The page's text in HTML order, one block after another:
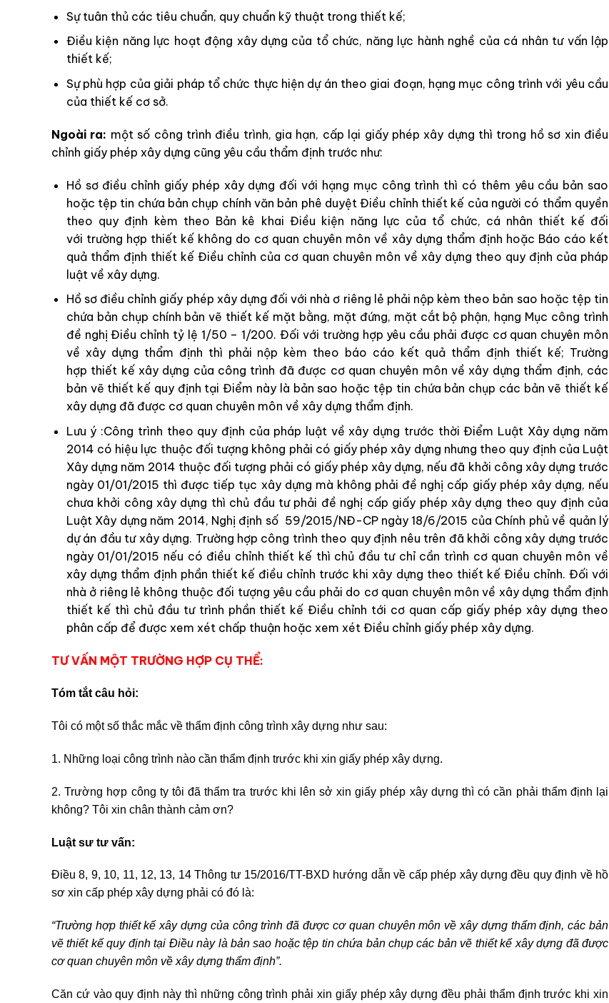
Sự tuân thủ các tiêu chuẩn, quy chuẩn kỹ thuật trong thiết kế;
Điều kiện năng lực hoạt động xây dựng của tổ chức, năng lực hành nghề của cá nhân tư vấn lập
thiết kế;
Sự phù hợp của giải pháp tổ chức thực hiện dự án theo giai đoạn, hạng mục công trình với yêu cầu
của thiết kế cơ sở.
Ngoài ra: một số công trình điều trình, gia hạn, cấp lại giấy phép xây dựng thì trong hồ sơ xin điều
chỉnh giấy phép xây dựng cũng yêu cầu thẩm định trước như:
Hồ sơ điều chỉnh giấy phép xây dựng đối với hạng mục công trình thì có thêm yêu cầu bản sao
hoặc tệp tin chứa bản chụp chính văn bản phê duyệt Điều chỉnh thiết kế của người có thẩm quyền
theo quy định kèm theo Bản kê khai Điều kiện năng lực của tổ chức, cá nhân thiết kế đối
với trường hợp thiết kế không do cơ quan chuyên môn về xây dựng thẩm định hoặc Báo cáo kết
quả thẩm định thiết kế Điều chỉnh của cơ quan chuyên môn về xây dựng theo quy định của pháp
luật về xây dựng.
Hồ sơ điều chỉnh giấy phép xây dựng đối với nhà ơ riêng lẻ phải nộp kèm theo bản sao hoặc tệp tin
chứa bản chụp chính bản vẽ thiết kế mặt bằng, mặt đứng, mặt cắt bộ phận, hạng Mục công trình
đề nghị Điều chỉnh tỷ lệ 1/50 – 1/200. Đối với trường hợp yêu cầu phải được cơ quan chuyên môn
về xây dựng thẩm định thì phải nộp kèm theo báo cáo kết quả thẩm định thiết kế; Trường
hợp thiết kế xây dựng của công trình đã được cơ quan chuyên môn về xây dựng thẩm định, các
bản vẽ thiết kế quy định tại Điểm này là bản sao hoặc tệp tin chứa bản chụp các bản vẽ thiết kế
xây dựng đã được cơ quan chuyên môn về xây dựng thẩm định.
Lưu ý :Công trình theo quy định của pháp luật về xây dựng trước thời Điểm Luật Xây dựng năm
2014 có hiệu lực thuộc đối tượng không phải có giấy phép xây dựng nhưng theo quy định của Luật
Xây dựng năm 2014 thuộc đối tượng phải có giấy phép xây dựng, nếu đã khởi công xây dựng trước
ngày 01/01/2015 thì được tiếp tục xây dựng mà không phải đề nghị cấp giấy phép xây dựng, nếu
chưa khởi công xây dựng thì chủ đầu tư phải đề nghị cấp giấy phép xây dựng theo quy định của
Luật Xây dựng năm 2014, Nghị định số 59/2015/NĐ-CP ngày 18/6/2015 của Chính phủ về quản lý
dự án đầu tư xây dựng. Trường hợp công trình theo quy định nêu trên đã khởi công xây dựng trước
ngày 01/01/2015 nếu có điều chỉnh thiết kế thì chủ đầu tư chỉ cần trình cơ quan chuyên môn về
xây dựng thẩm định phần thiết kế điều chỉnh trước khi xây dựng theo thiết kế Điều chỉnh. Đối với
nhà ở riêng lẻ không thuộc đối tượng yêu cầu phải do cơ quan chuyên môn về xây dựng thẩm định
thiết kế thì chủ đầu tư trình phần thiết kế Điều chỉnh tới cơ quan cấp giấy phép xây dựng theo
phân cấp để được xem xét chấp thuận hoặc xem xét Điều chỉnh giấy phép xây dựng.
TƯ VẤN MỘT TRƯỜNG HỢP CỤ THỂ:
Tóm tắt câu hỏi:
Tôi có một số thắc mắc về thẩm định công trình xây dựng như sau:
1. Những loại công trình nào cần thẩm định trước khi xin giấy phép xây dựng.
2. Trường hợp công ty tôi đã thẩm tra trước khi lên sở xin giấy phép xây dựng thì có cần phải thẩm định lại
không? Tôi xin chân thành cảm ơn?
Luật sư tư vấn:
Điều 8, 9, 10, 11, 12, 13, 14 Thông tư 15/2016/TT-BXD hướng dẫn về cấp phép xây dựng đều quy định về hồ
sơ xin cấp phép xây dựng phải có đó là:
“Trường hợp thiết kế xây dựng của công trình đã được cơ quan chuyên môn về xây dựng thẩm định, các bản
vẽ thiết kế quy định tại Điều này là bản sao hoặc tệp tin chứa bản chụp các bản vẽ thiết kế xây dựng đã được
cơ quan chuyên môn về xây dựng thẩm định”.
Căn cứ vào quy định này thì những công trình phải xin giấy phép xây dựng đều phải thẩm định trước khi xin